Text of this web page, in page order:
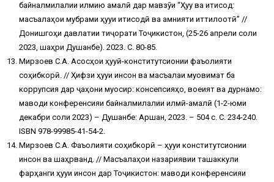
байналмилалии илмию амалӣ дар мавзӯи “Ҳуқуқ ва иқтисод:
масъалаҳои мубрами ҳуқуқи иқтисодӣ ва амнияти иттилоотӣ” //
Донишгоҳи давлатии тиҷорати Тоҷикистон, (25-26 апрели соли
2023, шаҳри Душанбе). 2023. С. 80-85.
Мирзоев С.А. Асосҳои ҳуқуқӣ-конститутсионии фаъолияти
соҳибкорӣ. // Ҳифзи ҳуқуқи инсон ва масъалаи муқовимат ба
коррупсия дар ҷаҳони муосир: консепсияҳо, воқеият ва дурнамо:
маводи конференсияи байналмилалии илмӣ-амалӣ (1-2-юми
декабри соли 2023) – Душанбе: Аршан, 2023. – 504 с. С. 234-240.
ISBN 978-99985-41-54-2.
Мирзоев С.А. Фаъолияти соҳибкорӣ – ҳуқуқи конститутсионии
инсон ва шаҳрванд. // Масъалаҳои назариявии ташаккули
фарҳанги ҳуқуқи инсон дар Тоҷикистон: маводи конференсияи